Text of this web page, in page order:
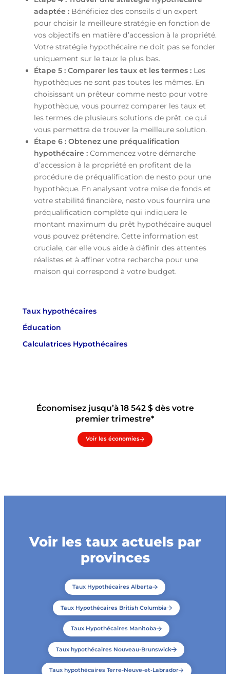
adaptée :Bénéficiez des conseils d’un expert
pour choisir la meilleure stratégie en fonction de
vos objectifs en matière d’accession à la propriété.
Votre stratégie hypothécaire ne doit pas se fonder
uniquement sur le taux le plus bas.
Étape 5 : Comparer les taux et les termes : Les
hypothèques ne sont pas toutes les mêmes. En
choisissant un prêteur comme nesto pour votre
hypothèque, vous pourrez comparer les taux et
les termes de plusieurs solutions de prêt, ce qui
vous permettra de trouver la meilleure solution.
Étape 6 : Obtenez une préqualification
hypothécaire : Commencez votre démarche
d’accession à la propriété en profitant de la
procédure de préqualification de nesto pour une
hypothèque. En analysant votre mise de fonds et
votre stabilité financière, nesto vous fournira une
préqualification complète qui indiquera le
montant maximum du prêt hypothécaire auquel
vous pouvez prétendre. Cette information est
cruciale, car elle vous aide à définir des attentes
réalistes et à affiner votre recherche pour une
maison qui correspond à votre budget.
Taux hypothécaires
Éducation
Calculatrices Hypothécaires
Économisez jusqu’à 18 542 $ dès votre
premier trimestre*
Voir les économies
Voir les taux actuels par
provinces
Taux Hypothécaires Alberta
Taux Hypothécaires British Columbia
Taux Hypothécaires Manitoba
Taux hypothécaires Nouveau-Brunswick
Taux hypothécaires Terre-Neuve-et-Labrador